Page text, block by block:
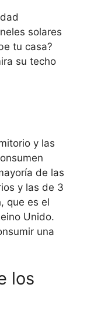
solares
tu casa?
su techo
y las
de las
y las de 3
que es el
Unido.
una
los